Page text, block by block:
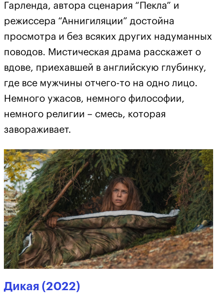
Гарленда, автора сценария “Пекла” и
режиссера “Аннигиляции” достойна
просмотра и без всяких других надуманных
поводов. Мистическая драма расскажет о
вдове, приехавшей в английскую глубинку,
где все мужчины отчего-то на одно лицо.
Немного ужасов, немного философии,
немного религии – смесь, которая
завораживает.
Дикая (2022)